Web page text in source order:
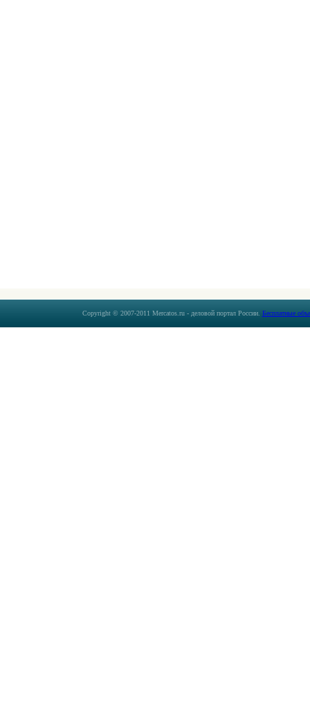
Copyright © 2007-2011 Mercatos.ru - деловой портал России. Бесплатные